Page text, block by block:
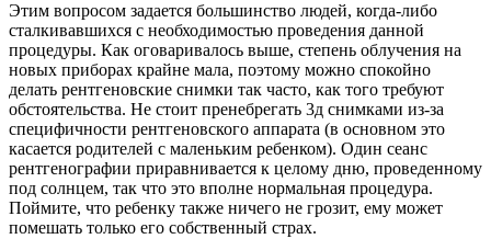
Этим вопросом задается большинство людей, когда-либо
сталкивавшихся с необходимостью проведения данной
процедуры. Как оговаривалось выше, степень облучения на
новых приборах крайне мала, поэтому можно спокойно
делать рентгеновские снимки так часто, как того требуют
обстоятельства. Не стоит пренебрегать 3д снимками из-за
специфичности рентгеновского аппарата (в основном это
касается родителей с маленьким ребенком). Один сеанс
рентгенографии приравнивается к целому дню, проведенному
под солнцем, так что это вполне нормальная процедура.
Поймите, что ребенку также ничего не грозит, ему может
помешать только его собственный страх.